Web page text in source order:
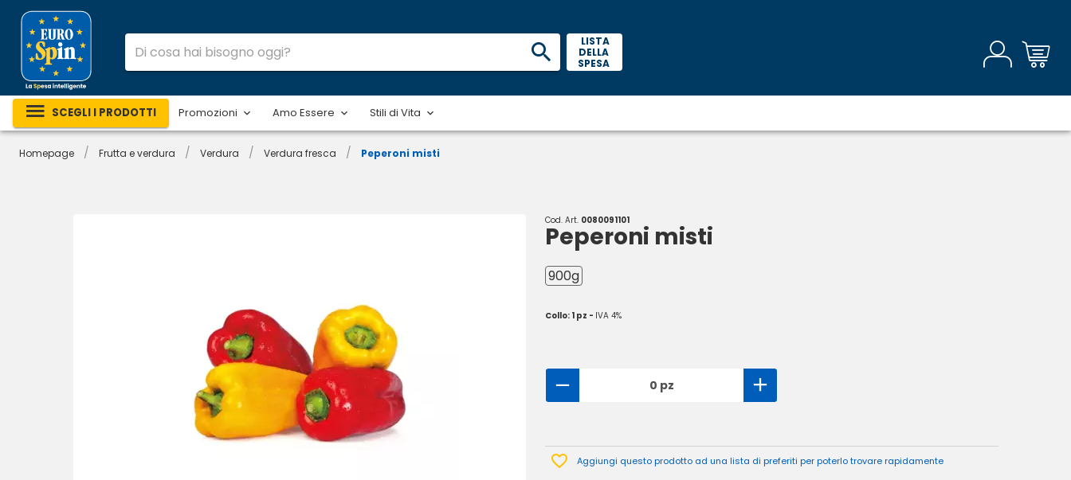
LISTA
DELLA
SPESA
SCEGLI I PRODOTTI Promozioni Amo Essere Stili di Vita
Homepage / Frutta e verdura / Verdura / Verdura fresca / Peperoni misti
Cod. Art. 0080091101
Peperoni misti
900g
Collo: 1 pz - IVA 4%
0 pz
Aggiungi questo prodotto ad una lista di preferiti per poterlo trovare rapidamente